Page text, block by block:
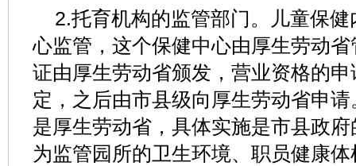
2.托育机构的监管部门。儿童保
心监管，这个保健中心由厚生劳动
证由厚生劳动省颁发，营业资格的
定，之后由市县级向厚生劳动省申
是厚生劳动省，具体实施是市县政
为监管园所的卫生环境、职员健康